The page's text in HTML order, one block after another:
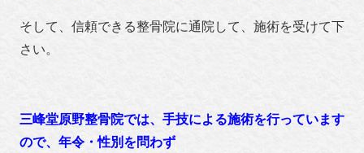
そして、信頼できる整骨院に通院して、施術を受けて下
さい。
三峰堂原野整骨院では、手技による施術を行っています
ので、年令・性別を問わず